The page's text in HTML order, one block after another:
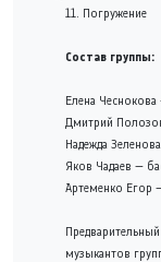
11. Погружение
Состав группы:
Елена
Дмитрий
Надежда
Яков Чадаев —
Артеменко Егор
музыкантов